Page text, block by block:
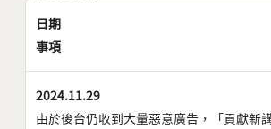
日期
事項
2024.11.29
由於後台仍收到大量惡意廣告，「貢獻新